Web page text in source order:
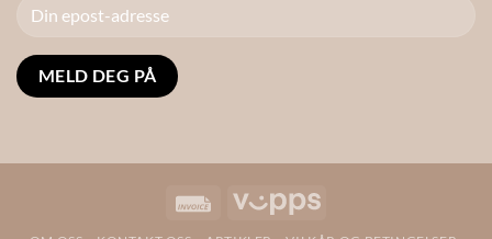
Invoice Vipps